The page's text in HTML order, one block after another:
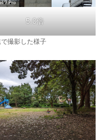
5.0倍
撮影した様子